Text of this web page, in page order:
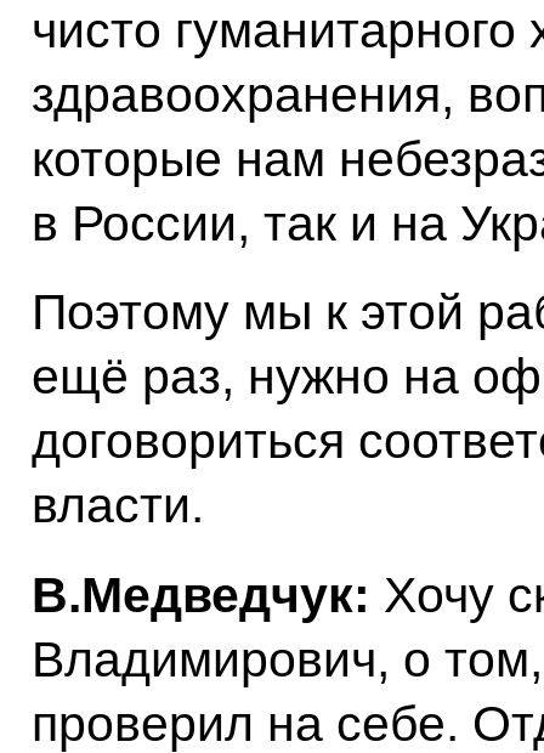
чисто гуманитарного
здравоохранения,
которые нам
в России, так и на
Поэтому мы к этой
ещё раз, нужно на
договориться
власти.
В.Медведчук: Хочу
Владимирович, о
проверил на себе.